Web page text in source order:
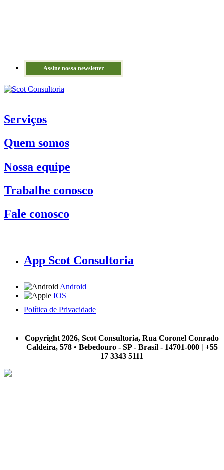
Assine nossa newsletter
Serviços
Quem somos
Nossa equipe
Trabalhe conosco
Fale conosco
App Scot Consultoria
Android
IOS
Política de Privacidade
Copyright 2026, Scot Consultoria, Rua Coronel Conrado
Caldeira, 578 • Bebedouro - SP - Brasil - 14701-000 | +55
17 3343 5111